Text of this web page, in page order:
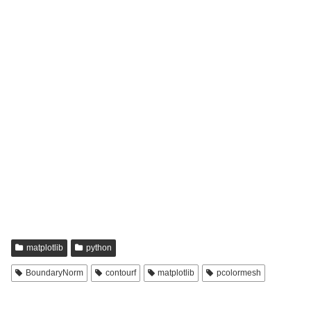
matplotlib python
BoundaryNorm contourf matplotlib pcolormesh